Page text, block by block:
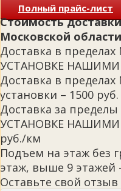
Полный прайс-лист
Стоимость
Московской
Доставка в
УСТАНОВКЕ
Доставка в
установки – 1500 руб.
Доставка за
УСТАНОВКЕ НАШИМИ
руб./км
Подъем на этаж без
этаж, выше 9 этажей
Оставьте свой отзыв